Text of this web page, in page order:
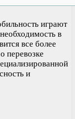
играют
в
все более
перевозке
и